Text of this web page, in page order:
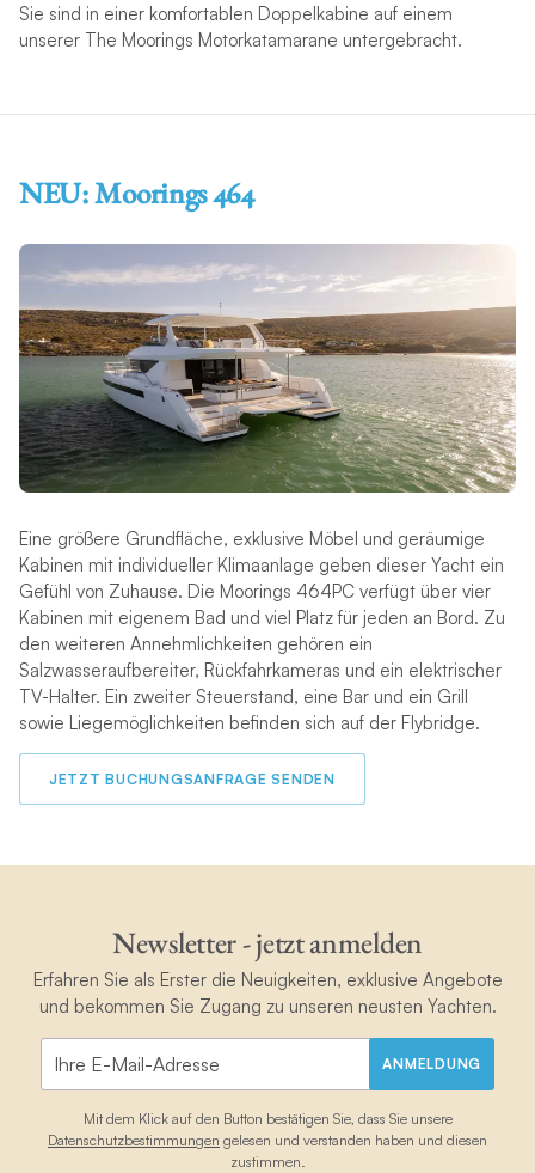
Sie sind in einer komfortablen Doppelkabine auf einem
unserer The Moorings Motorkatamarane untergebracht.
NEU: Moorings 464
Eine größere Grundfläche, exklusive Möbel und geräumige
Kabinen mit individueller Klimaanlage geben dieser Yacht ein
Gefühl von Zuhause. Die Moorings 464PC verfügt über vier
Kabinen mit eigenem Bad und viel Platz für jeden an Bord. Zu
den weiteren Annehmlichkeiten gehören ein
Salzwasseraufbereiter, Rückfahrkameras und ein elektrischer
TV-Halter. Ein zweiter Steuerstand, eine Bar und ein Grill
sowie Liegemöglichkeiten befinden sich auf der Flybridge.
JETZT BUCHUNGSANFRAGE SENDEN
Newsletter - jetzt anmelden
Erfahren Sie als Erster die Neuigkeiten, exklusive Angebote
und bekommen Sie Zugang zu unseren neusten Yachten.
ANMELDUNG
Mit dem Klick auf den Button bestätigen Sie, dass Sie unsere
Datenschutzbestimmungen gelesen und verstanden haben und diesen
zustimmen.